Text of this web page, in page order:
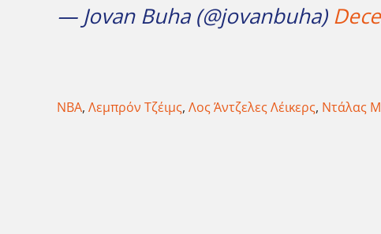
— Jovan Buha (@jovanbuha)
NBA, Λεμπρόν Τζέιμς, Λος Άντζελες Λέικερς, Ντάλας